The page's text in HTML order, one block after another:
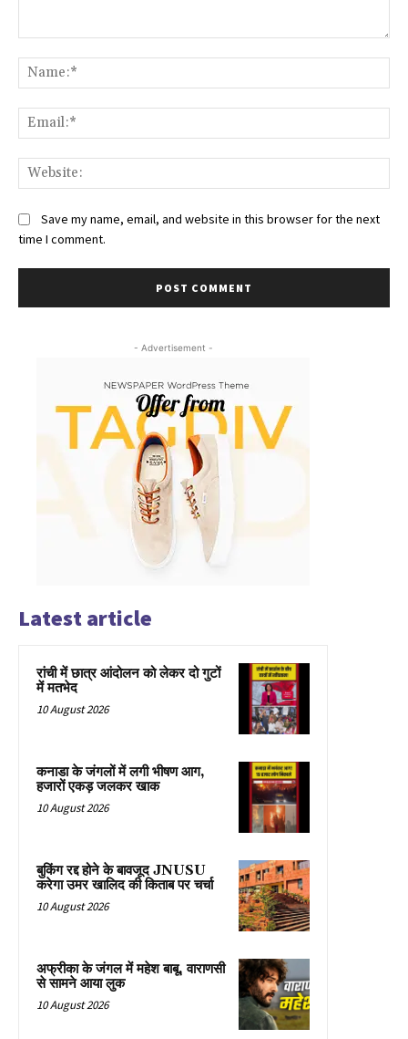
Save my name, email, and website in this browser for the next
time I comment.
- Advertisement -
Latest article
रांची में छात्र आंदोलन को लेकर दो गुटों
में मतभेद
10 August 2026
कनाडा के जंगलों में लगी भीषण आग,
हजारों एकड़ जलकर खाक
10 August 2026
बुकिंग रद्द होने के बावजूद JNUSU
करेगा उमर खालिद की किताब पर चर्चा
10 August 2026
अफ्रीका के जंगल में महेश बाबू, वाराणसी
से सामने आया लुक
10 August 2026